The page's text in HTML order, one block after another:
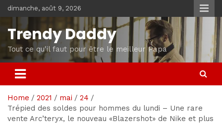
Skip
to
content
dimanche, août 9, 2026
Trendy Daddy
Tout ce qu'il faut pour être le meilleur Papa
Home 2021 mai
24
Trépied des soldes pour hommes du lundi – Une rare
vente Arc’teryx, le nouveau «Blazershot» de Nike et plus